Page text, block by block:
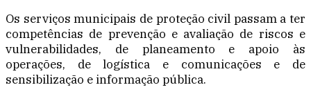
Os serviços municipais de proteção civil passam a ter
competências de prevenção e avaliação de riscos e
vulnerabilidades, de planeamento e apoio às
operações, de logística e comunicações e de
sensibilização e informação pública.